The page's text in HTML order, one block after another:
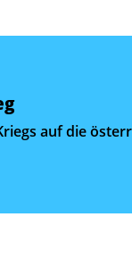
auf die